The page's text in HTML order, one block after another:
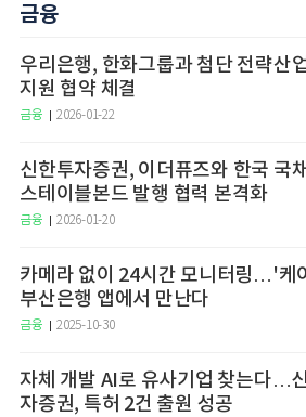
금융
우리은행, 한화그룹과 첨단 전략산
지원 협약 체결
금융 2026-01-22
신한투자증권, 이더퓨즈와 한국 국
스테이블본드 발행 협력 본격화
금융 2026-01-20
카메라 없이 24시간 모니터링…'케
부산은행 앱에서 만난다
금융 2025-10-30
자체 개발 AI로 유사기업 찾는다…
자증권, 특허 2건 출원 성공